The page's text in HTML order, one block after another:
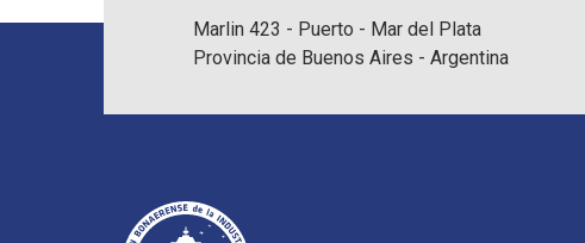
Marlin 423 - Puerto - Mar del Plata
Provincia de Buenos Aires - Argentina